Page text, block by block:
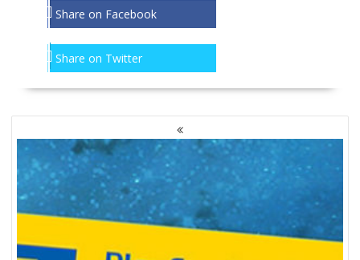
Share on Facebook
Share on Twitter
NAWIGACJA
PO
WPISACH